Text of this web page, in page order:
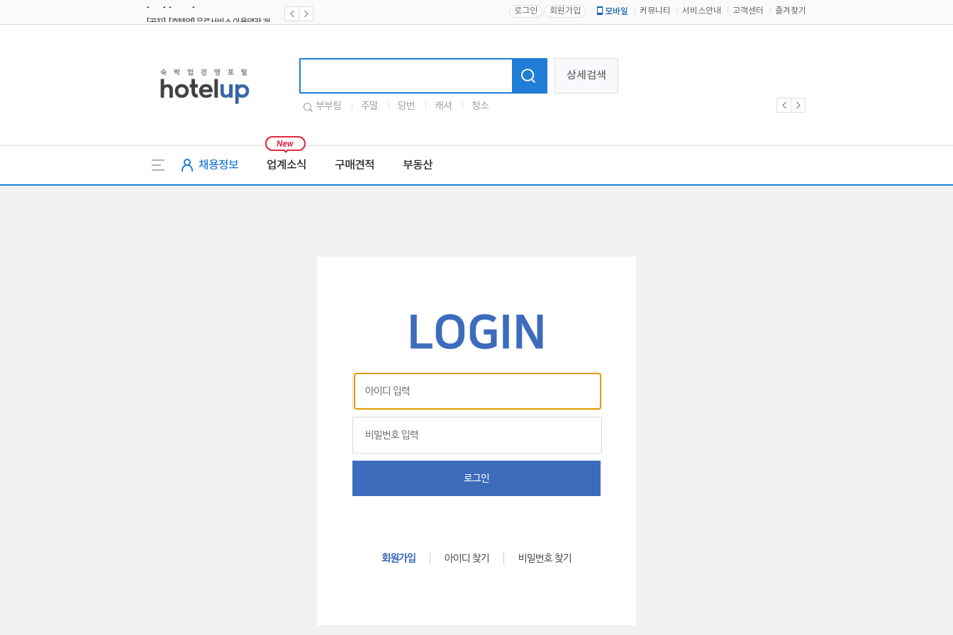
로그인 회원가입 모바일 커뮤니티 서비스안내 고객센터 즐겨찾기
상세검색
부부팀 주말 당번 캐셔 청소
채용정보 업계소식 구매견적 부동산
로그인
회원가입 아이디 찾기 비밀번호 찾기